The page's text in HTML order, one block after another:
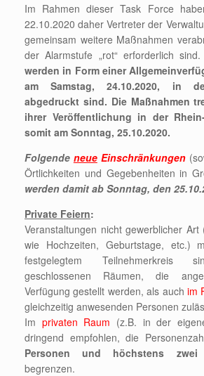
Im Rahmen dieser Task Force
22.10.2020 daher Vertreter der
gemeinsam weitere Maßnahmen
der Alarmstufe „rot“ erforderlich sind.
werden in Form einer
am Samstag, 24.10.2020, in
abgedruckt sind. Die Maßnahmen
ihrer Veröffentlichung in der
somit am Sonntag, 25.10.2020.
Folgende neueEinschränkungen
Örtlichkeiten und Gegebenheiten in
werden damit ab Sonntag, den
Private Feiern:
Veranstaltungen nicht gewerblicher
wie Hochzeiten, Geburtstage, etc.)
festgelegtem
geschlossenen Räumen, die
Verfügung gestellt werden, als auch im
gleichzeitig anwesenden Personen
Im privaten Raum (z.B. in der
dringend empfohlen, die
Personen und höchstens zwei
begrenzen.